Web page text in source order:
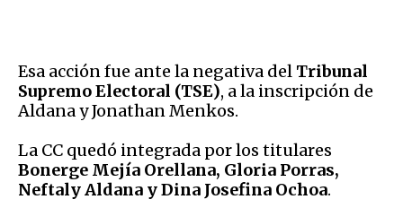
Esa acción fue ante la negativa del Tribunal
Supremo Electoral (TSE), a la inscripción de
Aldana y Jonathan Menkos.
La CC quedó integrada por los titulares
Bonerge Mejía Orellana, Gloria Porras,
Neftaly Aldana y Dina Josefina Ochoa.